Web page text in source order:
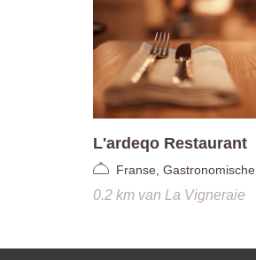
L'ardeqo Restaurant
Franse, Gastronomische
0.2 kmvan La Vigneraie